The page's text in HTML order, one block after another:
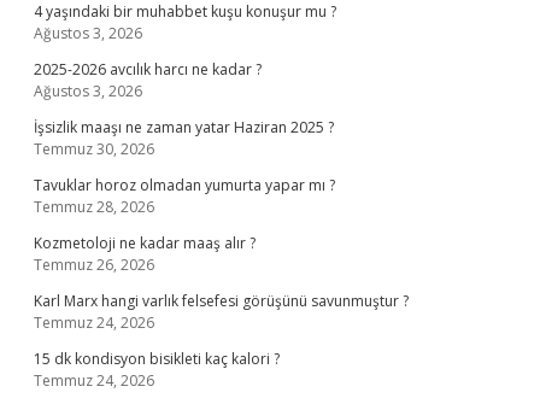
4 yaşındaki bir muhabbet kuşu konuşur mu ?
Ağustos 3, 2026
2025-2026 avcılık harcı ne kadar ?
Ağustos 3, 2026
İşsizlik maaşı ne zaman yatar Haziran 2025 ?
Temmuz 30, 2026
Tavuklar horoz olmadan yumurta yapar mı ?
Temmuz 28, 2026
Kozmetoloji ne kadar maaş alır ?
Temmuz 26, 2026
Karl Marx hangi varlık felsefesi görüşünü savunmuştur ?
Temmuz 24, 2026
15 dk kondisyon bisikleti kaç kalori ?
Temmuz 24, 2026